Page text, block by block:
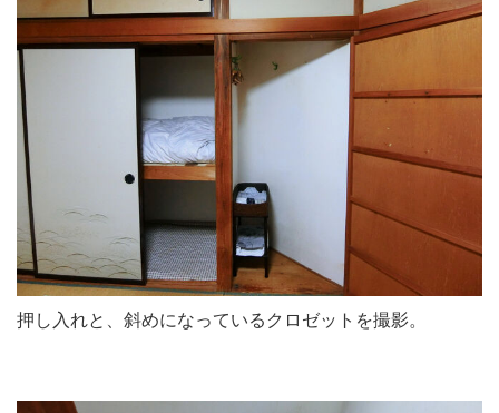
押し入れと、斜めになっているクロゼットを撮影。